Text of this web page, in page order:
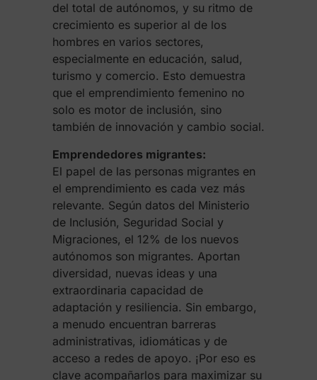
del total de autónomos, y su ritmo de
crecimiento es superior al de los
hombres en varios sectores,
especialmente en educación, salud,
turismo y comercio. Esto demuestra
que el emprendimiento femenino no
solo es motor de inclusión, sino
también de innovación y cambio social.
Emprendedores migrantes:
El papel de las personas migrantes en
el emprendimiento es cada vez más
relevante. Según datos del Ministerio
de Inclusión, Seguridad Social y
Migraciones, el 12% de los nuevos
autónomos son migrantes. Aportan
diversidad, nuevas ideas y una
extraordinaria capacidad de
adaptación y resiliencia. Sin embargo,
a menudo encuentran barreras
administrativas, idiomáticas y de
acceso a redes de apoyo. ¡Por eso es
clave acompañarlos para maximizar su